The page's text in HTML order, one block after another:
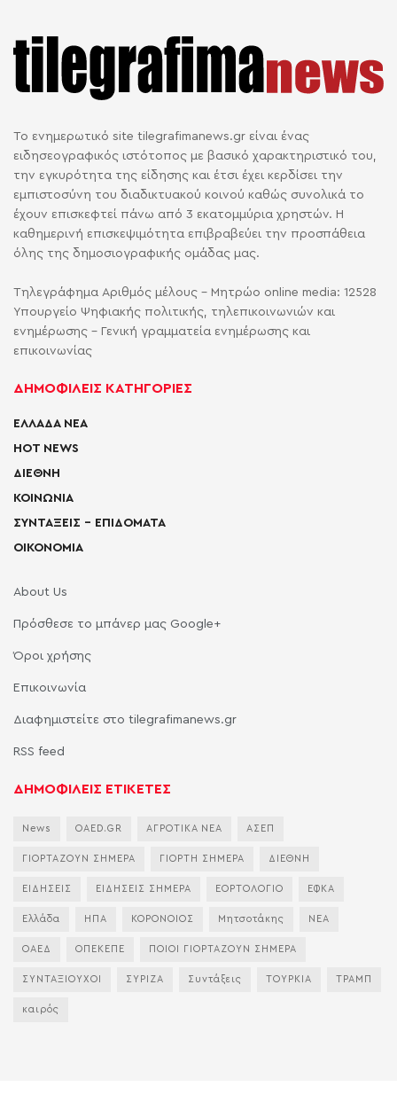
Το ενημερωτικό site tilegrafimanews.gr είναι ένας
ειδησεογραφικός ιστότοπος με βασικό χαρακτηριστικό του,
την εγκυρότητα της είδησης και έτσι έχει κερδίσει την
εμπιστοσύνη του διαδικτυακού κοινού καθώς συνολικά το
έχουν επισκεφτεί πάνω από 3 εκατομμύρια χρηστών. Η
καθημερινή επισκεψιμότητα επιβραβεύει την προσπάθεια
όλης της δημοσιογραφικής ομάδας μας.
Τηλεγράφημα Αριθμός μέλους - Μητρώο online media: 12528
Υπουργείο Ψηφιακής πολιτικής, τηλεπικοινωνιών και
ενημέρωσης - Γενική γραμματεία ενημέρωσης και
επικοινωνίας
ΔΗΜΟΦΙΛΕΙΣ ΚΑΤΗΓΟΡΙΕΣ
ΕΛΛΑΔΑ ΝΕΑ
HOT NEWS
ΔΙΕΘΝΗ
ΚΟΙΝΩΝΙΑ
ΣΥΝΤΑΞΕΙΣ – ΕΠΙΔΟΜΑΤΑ
ΟΙΚΟΝΟΜΙΑ
About Us
Πρόσθεσε το μπάνερ μας Google+
Όροι χρήσης
Επικοινωνία
Διαφημιστείτε στο tilegrafimanews.gr
RSS feed
ΔΗΜΟΦΙΛΕΙΣ ΕΤΙΚΕΤΕΣ
News OAED.GR ΑΓΡΟΤΙΚΑ ΝΕΑ ΑΣΕΠ
ΓΙΟΡΤΑΖΟΥΝ ΣΗΜΕΡΑ ΓΙΟΡΤΗ ΣΗΜΕΡΑ ΔΙΕΘΝΗ
ΕΙΔΗΣΕΙΣ ΕΙΔΗΣΕΙΣ ΣΗΜΕΡΑ ΕΟΡΤΟΛΟΓΙΟ ΕΦΚΑ
Ελλάδα ΗΠΑ ΚΟΡΟΝΟΙΟΣ Μητσοτάκης ΝΕΑ
ΟΑΕΔ ΟΠΕΚΕΠΕ ΠΟΙΟΙ ΓΙΟΡΤΑΖΟΥΝ ΣΗΜΕΡΑ
ΣΥΝΤΑΞΙΟΥΧΟΙ ΣΥΡΙΖΑ Συντάξεις ΤΟΥΡΚΙΑ ΤΡΑΜΠ
καιρός